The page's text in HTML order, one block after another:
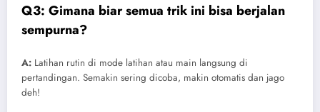
Q3: Gimana biar semua trik ini bisa berjalan
sempurna?
A: Latihan rutin di mode latihan atau main langsung di
pertandingan. Semakin sering dicoba, makin otomatis dan jago
deh!